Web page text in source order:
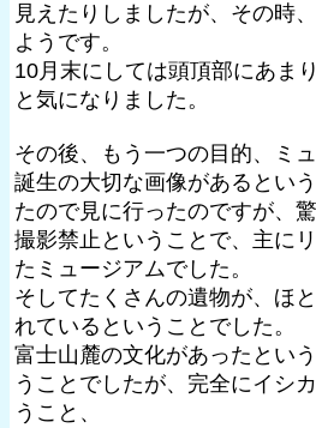
見えたりしましたが、その時
ようです。
10月末にしては頭頂部にあま
と気になりました。
その後、もう一つの目的、ミ
誕生の大切な画像があるとい
たので見に行ったのですが、
撮影禁止ということで、主に
たミュージアムでした。
そしてたくさんの遺物が、ほ
れているということでした。
富士山麓の文化があったとい
うことでしたが、完全にイシ
うこと、